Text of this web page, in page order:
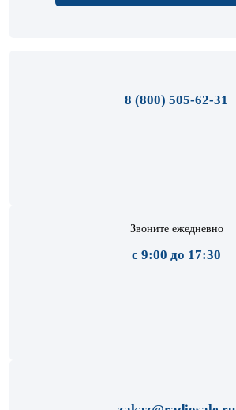
8 (800) 505-62-31
Звоните ежедневно
с 9:00 до 17:30